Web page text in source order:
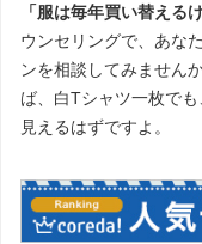
「服は毎年買い替える
ウンセリングで、あな
ンを相談してみません
ば、白Tシャツ一枚で
見えるはずですよ。